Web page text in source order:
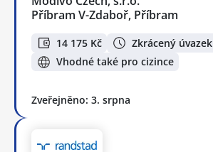
Příbram V-Zdaboř, Příbram
14 175 Kč
Zkrácený úvazek
Vhodné také pro cizince
Zveřejněno: 3. srpna